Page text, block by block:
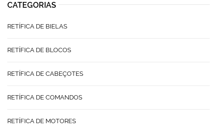
CATEGORIAS
RETÍFICA DE BIELAS
RETÍFICA DE BLOCOS
RETÍFICA DE CABEÇOTES
RETÍFICA DE COMANDOS
RETÍFICA DE MOTORES